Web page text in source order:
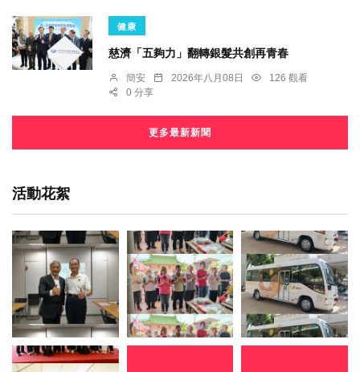
健康
慈濟「五夠力」翻轉銀髮共創再青春
簡安 2026年八月08日
126 觀看
0 分享
更多最新新聞
活動花絮